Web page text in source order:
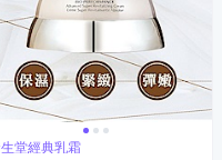
堂經典乳霜